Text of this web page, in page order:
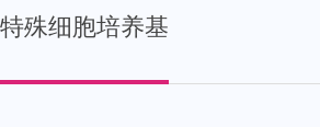
特殊细胞培养基